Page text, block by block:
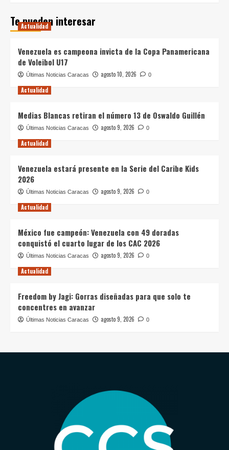
Te pueden interesar
Actualidad
Venezuela es campeona invicta de la Copa Panamericana
de Voleibol U17
Últimas Noticias Caracas agosto 10, 2026 0
Actualidad
Medias Blancas retiran el número 13 de Oswaldo Guillén
Últimas Noticias Caracas agosto 9, 2026 0
Actualidad
Venezuela estará presente en la Serie del Caribe Kids
2026
Últimas Noticias Caracas agosto 9, 2026 0
Actualidad
México fue campeón: Venezuela con 49 doradas
conquistó el cuarto lugar de los CAC 2026
Últimas Noticias Caracas agosto 9, 2026 0
Actualidad
Freedom by Jagi: Gorras diseñadas para que solo te
concentres en avanzar
Últimas Noticias Caracas agosto 9, 2026 0